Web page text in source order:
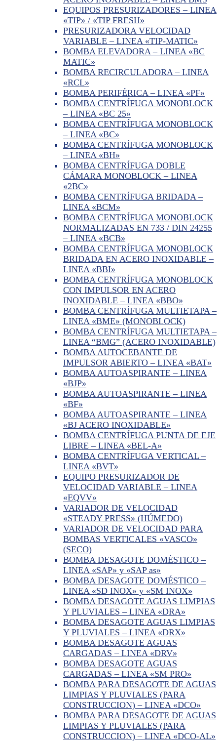
EQUIPOS PRESURIZADORES – LINEA
«TIP» / «TIP FRESH»
PRESURIZADORA VELOCIDAD
VARIABLE – LINEA «TIP-MATIC»
BOMBA ELEVADORA – LINEA «BC
MATIC»
BOMBA RECIRCULADORA – LINEA
«RCL»
BOMBA PERIFÉRICA – LINEA «PF»
BOMBA CENTRÍFUGA MONOBLOCK
– LINEA «BC 25»
BOMBA CENTRÍFUGA MONOBLOCK
– LINEA «BC»
BOMBA CENTRÍFUGA MONOBLOCK
– LINEA «BH»
BOMBA CENTRÍFUGA DOBLE
CÁMARA MONOBLOCK – LINEA
«2BC»
BOMBA CENTRÍFUGA BRIDADA –
LINEA «BCM»
BOMBA CENTRÍFUGA MONOBLOCK
NORMALIZADAS EN 733 / DIN 24255
– LINEA «BCB»
BOMBA CENTRÍFUGA MONOBLOCK
BRIDADA EN ACERO INOXIDABLE –
LINEA «BBI»
BOMBA CENTRÍFUGA MONOBLOCK
CON IMPULSOR EN ACERO
INOXIDABLE – LINEA «BBO»
BOMBA CENTRÍFUGA MULTIETAPA –
LINEA «BME» (MONOBLOCK)
BOMBA CENTRÍFUGA MULTIETAPA –
LINEA “BMG” (ACERO INOXIDABLE)
BOMBA AUTOCEBANTE DE
IMPULSOR ABIERTO – LINEA «BAT»
BOMBA AUTOASPIRANTE – LINEA
«BJP»
BOMBA AUTOASPIRANTE – LINEA
«BF»
BOMBA AUTOASPIRANTE – LINEA
«BJ ACERO INOXIDABLE»
BOMBA CENTRÍFUGA PUNTA DE EJE
LIBRE – LINEA «BEL-A»
BOMBA CENTRÍFUGA VERTICAL –
LINEA «BVT»
EQUIPO PRESURIZADOR DE
VELOCIDAD VARIABLE – LINEA
«EQVV»
VARIADOR DE VELOCIDAD
«STEADY PRESS» (HÚMEDO)
VARIADOR DE VELOCIDAD PARA
BOMBAS VERTICALES «VASCO»
(SECO)
BOMBA DESAGOTE DOMÉSTICO –
LINEA «SAP» y «SAP as»
BOMBA DESAGOTE DOMÉSTICO –
LINEA «SD INOX» y «SM INOX»
BOMBA DESAGOTE AGUAS LIMPIAS
Y PLUVIALES – LINEA «DRA»
BOMBA DESAGOTE AGUAS LIMPIAS
Y PLUVIALES – LINEA «DRX»
BOMBA DESAGOTE AGUAS
CARGADAS – LINEA «DRV»
BOMBA DESAGOTE AGUAS
CARGADAS – LINEA «SM PRO»
BOMBA PARA DESAGOTE DE AGUAS
LIMPIAS Y PLUVIALES (PARA
CONSTRUCCION) – LINEA «DCO»
BOMBA PARA DESAGOTE DE AGUAS
LIMPIAS Y PLUVIALES (PARA
CONSTRUCCION) – LINEA «DCO-AL»